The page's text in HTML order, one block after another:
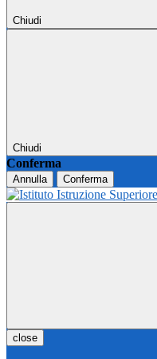
Chiudi
Chiudi
Conferma
Annulla Conferma
close